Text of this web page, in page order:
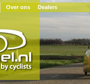
Over ons Dealers